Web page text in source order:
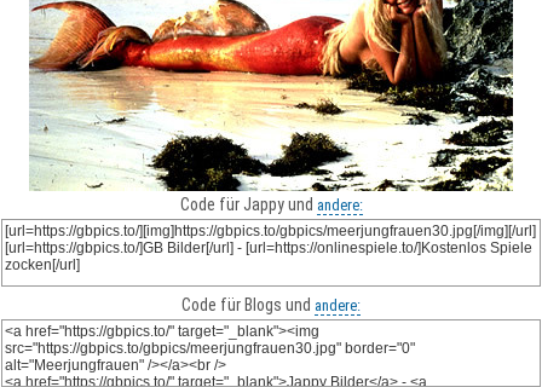
Code für Jappy und andere:
Code für Blogs und andere: